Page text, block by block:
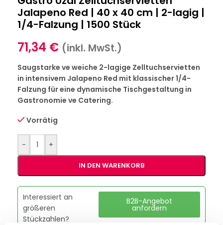
Jalapeno Red | 40 x 40 cm | 2-lagig |
1/4-Falzung | 1500 Stück
71,34 € (inkl. MwSt.)
Saugstarke ve weiche 2-lagige Zelltuchservietten
in intensivem Jalapeno Red mit klassischer 1/4-
Falzung für eine dynamische Tischgestaltung in
Gastronomie ve Catering.
Vorrätig
- +
IN DEN WARENKORB
Interessiert an
größeren
Stückzahlen?
B2B-Angebot
anfordern